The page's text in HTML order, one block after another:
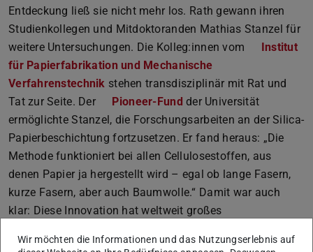
Entdeckung ließ sie nicht mehr los. Rath gewann ihren
Studienkollegen und Mitdoktoranden Mathias Stanzel für
weitere Untersuchungen. Die Kolleg:innen vom
Institut
für Papierfabrikation und Mechanische
Verfahrenstechnik stehen transdisziplinär mit Rat und
Tat zur Seite. Der
Pioneer-Fund der Universität
ermöglichte Stanzel, die Forschungsarbeiten an der Silica-
Papierbeschichtung fortzusetzen. Er fand heraus: „Die
Methode funktioniert bei allen Cellulosestoffen, aus
denen Papier ja hergestellt wird – egal ob lange Fasern,
kurze Fasern, aber auch Baumwolle.“ Damit war auch
klar: Diese Innovation hat weltweit großes
Wir möchten die Informationen und das Nutzungserlebnis auf